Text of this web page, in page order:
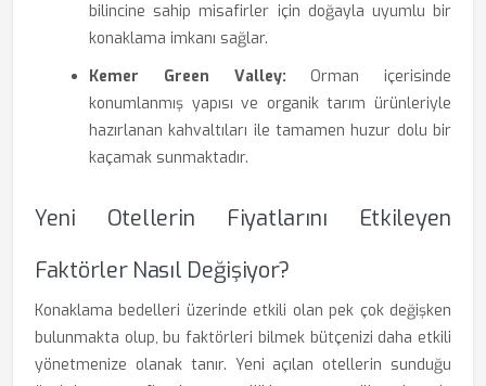
bilincine sahip misafirler için doğayla uyumlu bir
konaklama imkanı sağlar.
Kemer Green Valley: Orman içerisinde
konumlanmış yapısı ve organik tarım ürünleriyle
hazırlanan kahvaltıları ile tamamen huzur dolu bir
kaçamak sunmaktadır.
Yeni Otellerin Fiyatlarını Etkileyen
Faktörler Nasıl Değişiyor?
Konaklama bedelleri üzerinde etkili olan pek çok değişken
bulunmakta olup, bu faktörleri bilmek bütçenizi daha etkili
yönetmenize olanak tanır. Yeni açılan otellerin sunduğu